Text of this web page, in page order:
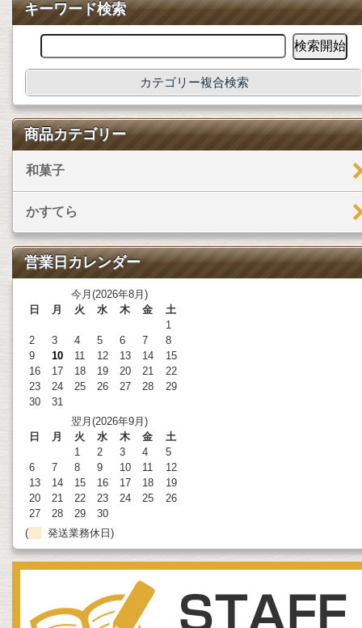
キーワード検索
カテゴリー複合検索
商品カテゴリー
和菓子
かすてら
営業日カレンダー
今月(2026年8月)
日
月 火 水 木 金
土
1
2
3 4 5 6 7
8
9
10 11 12 13 14
15
16
17 18 19 20 21
22
23
24 25 26 27 28
29
30
31
翌月(2026年9月)
日
月 火 水 木 金
土
1
2 3 4
5
6
7 8 9 10 11
12
13
14 15 16 17 18
19
20
21 22 23 24 25
26
27
28 29
30
(
発送業務休日)